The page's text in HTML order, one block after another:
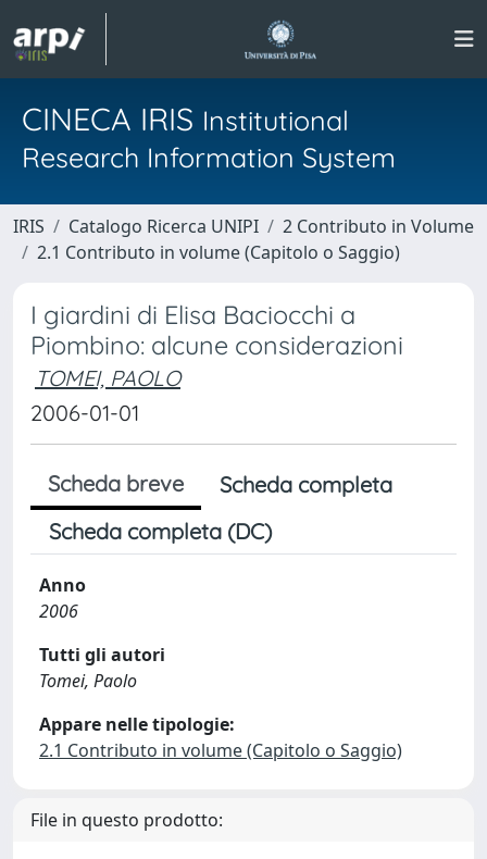
CINECA IRIS Institutional
Research Information System
IRIS Catalogo Ricerca UNIPI
2 Contributo in Volume
2.1 Contributo in volume (Capitolo o Saggio)
I giardini di Elisa Baciocchi a
Piombino: alcune considerazioni
TOMEI, PAOLO
2006-01-01
Scheda breve
Scheda completa
Scheda completa (DC)
Anno
2006
Tutti gli autori
Tomei, Paolo
Appare nelle tipologie:
2.1 Contributo in volume (Capitolo o Saggio)
File in questo prodotto: